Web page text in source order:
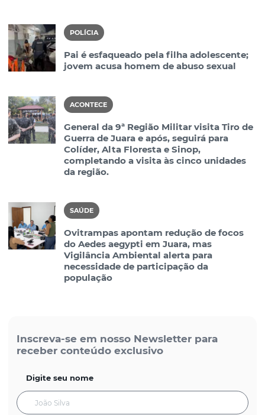
POLÍCIA
Pai é esfaqueado pela filha adolescente;
jovem acusa homem de abuso sexual
ACONTECE
General da 9ª Região Militar visita Tiro de
Guerra de Juara e após, seguirá para
Colíder, Alta Floresta e Sinop,
completando a visita às cinco unidades
da região.
SAÚDE
Ovitrampas apontam redução de focos
do Aedes aegypti em Juara, mas
Vigilância Ambiental alerta para
necessidade de participação da
população
Inscreva-se em nosso Newsletter para
receber conteúdo exclusivo
Digite seu nome